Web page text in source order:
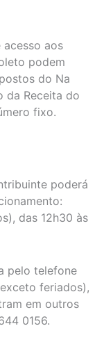
aos
podem
do Na
da Receita do
fixo.
poderá
das 12h30 às
pelo telefone
feriados),
em outros
0156.